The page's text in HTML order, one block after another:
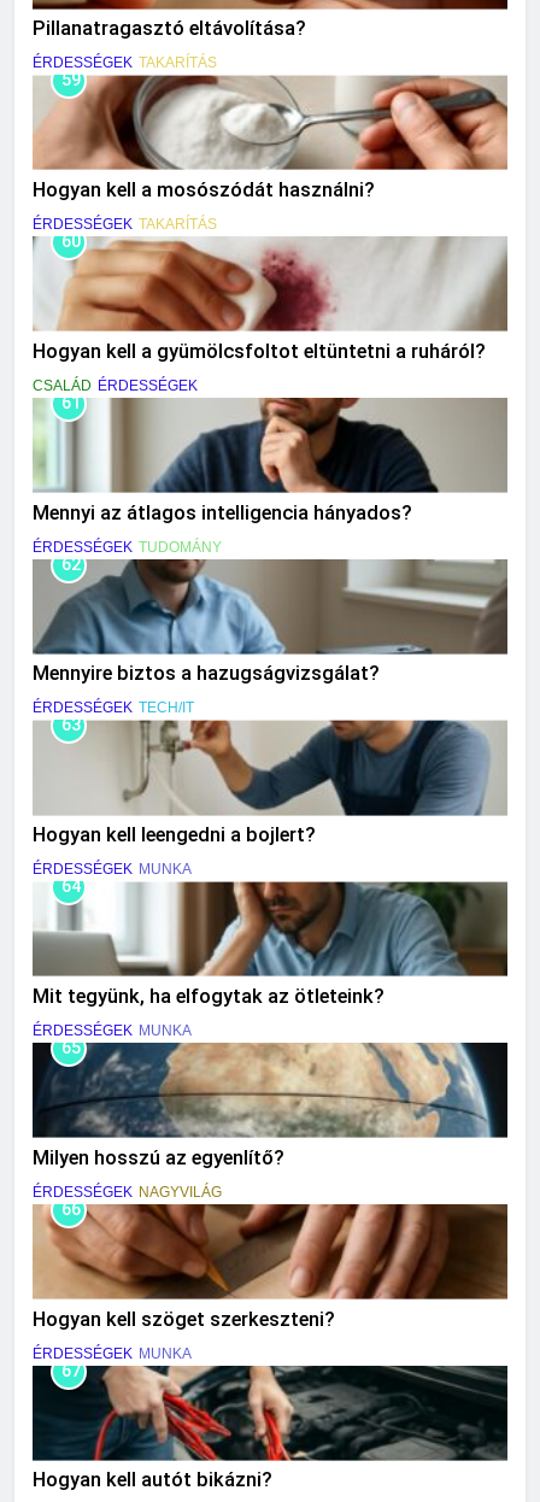
Pillanatragasztó eltávolítása?
ÉRDESSÉGEK TAKARÍTÁS
59
Hogyan kell a mosószódát használni?
ÉRDESSÉGEK TAKARÍTÁS
60
Hogyan kell a gyümölcsfoltot eltüntetni a ruháról?
CSALÁD ÉRDESSÉGEK
61
Mennyi az átlagos intelligencia hányados?
ÉRDESSÉGEK TUDOMÁNY
62
Mennyire biztos a hazugságvizsgálat?
ÉRDESSÉGEK TECH/IT
63
Hogyan kell leengedni a bojlert?
ÉRDESSÉGEK MUNKA
64
Mit tegyünk, ha elfogytak az ötleteink?
ÉRDESSÉGEK MUNKA
65
Milyen hosszú az egyenlítő?
ÉRDESSÉGEK NAGYVILÁG
66
Hogyan kell szöget szerkeszteni?
ÉRDESSÉGEK MUNKA
67
Hogyan kell autót bikázni?